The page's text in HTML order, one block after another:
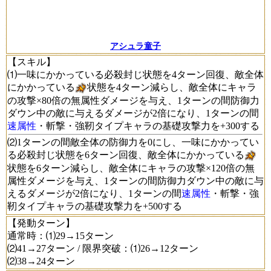
アシュラ童子
【スキル】
⑴一味にかかっている必殺封じ状態を4ターン回復、敵全体
にかかっている
状態を4ターン減らし、敵全体にキャラ
の攻撃×80倍の無属性ダメージを与え、1ターンの間防御力
ダウン中の敵に与えるダメージが2倍になり、1ターンの間
速属性 ・斬撃・強靭タイプキャラの基礎攻撃力を+300する
⑵1ターンの間敵全体の防御力を0にし、一味にかかってい
る必殺封じ状態を6ターン回復、敵全体にかかっている
状態を6ターン減らし、敵全体にキャラの攻撃×120倍の無
属性ダメージを与え、1ターンの間防御力ダウン中の敵に与
えるダメージが2倍になり、1ターンの間速属性 ・斬撃・強
靭タイプキャラの基礎攻撃力を+500する
【発動ターン】
通常時：⑴29→15ターン
⑵41→27ターン / 限界突破：⑴26→12ターン
⑵38→24ターン